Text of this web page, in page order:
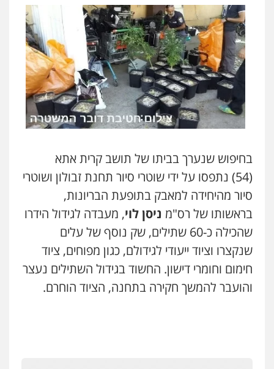
בחיפוש שנערך בביתו של תושב קרית אתא
(54)
נתפסו על ידי שוטרי סיור תחנתזבולון ושוטרי
סיור מהיחידה למאבק בתופעת הבריונות,
בראשותו של רס"מ ניסן לוי, מעבדה לגידול הידרו
שהכילה כ-60 שתילים, שק נוסף של עלים
שנקצרו וציוד ייעודי לגידולם, כגון מפוחים, ציוד
חימום וחומרי דישון. החשוד בגידול השתילים נעצר
והועבר להמשך חקירה בתחנה, הציוד הוחרם.
אחסון אתרים
מהירות הגנה גיבוי תמיכה שירותים
מקצועיים לעורכי דין
מרכז התחלה חדשה
אסירים עבירות מין שירותים מקצועיים
לעורכי דין
0544500346
מאיה בלום, עו"ס, טיפול ושיקום
טיפול בהתמכרויות שירותים מקצועיים
לעורכי דין
0504062539
עו"ד ד"ר אבי שקד
עבירות כלכליות הלבנת הון חילוטים
עבירות פליליות
0544385337